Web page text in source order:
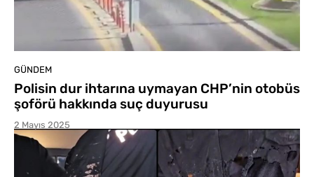
GÜNDEM
Polisin dur ihtarına uymayan CHP’nin otobüs
şoförü hakkında suç duyurusu
2 Mayıs 2025